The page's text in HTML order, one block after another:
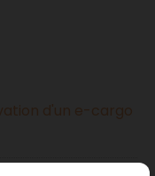
d'un e-cargo